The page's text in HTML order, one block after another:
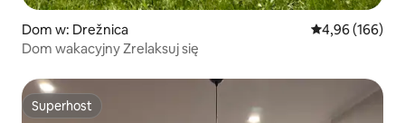
Dom w: Drežnica Średnia
4,96 (166)
Dom wakacyjny Zrelaksuj się
Superhost
Superhost